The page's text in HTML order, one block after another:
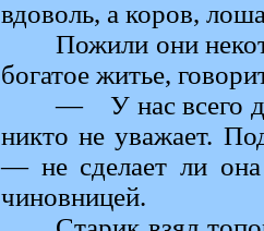
вдоволь, а коров,
Пожили они
богатое житье,
— У нас всего
никто не уважает.
— не сделает ли
чиновницей.